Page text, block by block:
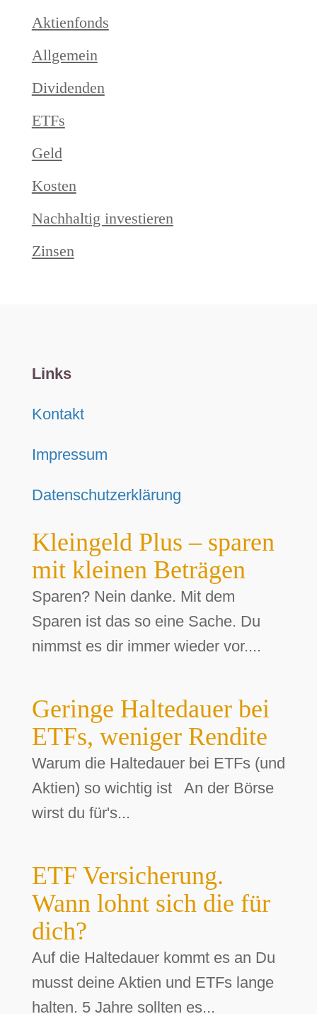
Aktienfonds
Allgemein
Dividenden
ETFs
Geld
Kosten
Nachhaltig investieren
Zinsen
Links
Kontakt
Impressum
Datenschutzerklärung
Kleingeld Plus – sparen
mit kleinen Beträgen
Sparen? Nein danke. Mit dem
Sparen ist das so eine Sache. Du
nimmst es dir immer wieder vor....
Geringe Haltedauer bei
ETFs, weniger Rendite
Warum die Haltedauer bei ETFs (und
Aktien) so wichtig ist An der Börse
wirst du für's...
ETF Versicherung.
Wann lohnt sich die für
dich?
Auf die Haltedauer kommt es an Du
musst deine Aktien und ETFs lange
halten. 5 Jahre sollten es...